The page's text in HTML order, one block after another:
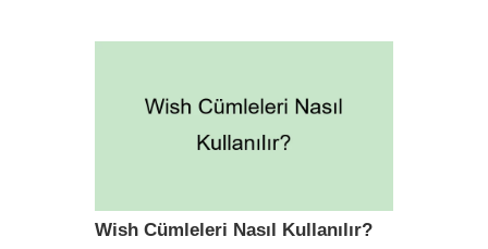
Wish Cümleleri Nasıl Kullanılır?